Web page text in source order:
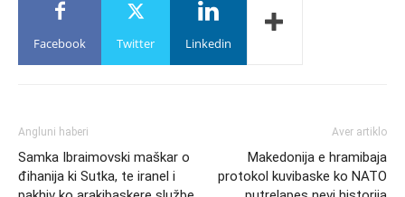
Facebook Twitter Linkedin
Angluni haberi
Samka Ibraimovski maškar o
đihanija ki Sutka, te iranel i
Aver artiklo
Makedonija e hramibaja
protokol kuvibaske ko NATO